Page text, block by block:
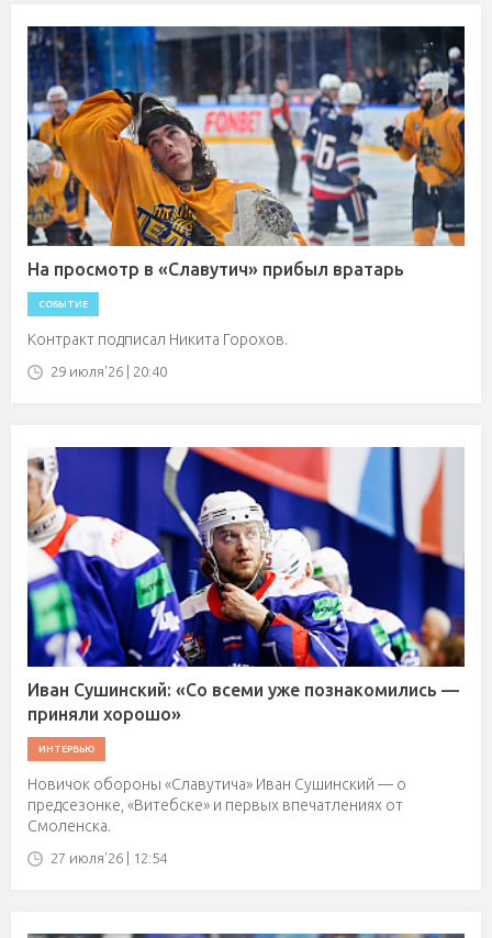
На просмотр в «Славутич» прибыл вратарь
СОБЫТИЕ
Контракт подписал Никита Горохов.
29 июля'26 | 20:40
Иван Сушинский: «Со всеми уже познакомились —
приняли хорошо»
ИНТЕРВЬЮ
Новичок обороны «Славутича» Иван Сушинский — о
предсезонке, «Витебске» и первых впечатлениях от
Смоленска.
27 июля'26 | 12:54